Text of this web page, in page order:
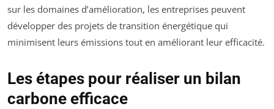
sur les domaines d’amélioration, les entreprises peuvent
développer des projets de transition énergétique qui
minimisent leurs émissions tout en améliorant leur efficacité.
Les étapes pour réaliser un bilan
carbone efficace